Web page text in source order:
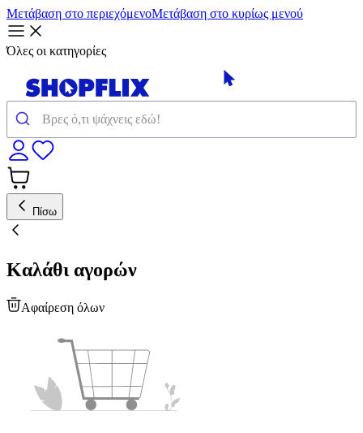
Μετάβαση στο περιεχόμενοΜετάβαση στο κυρίως μενού
Όλες οι κατηγορίες
Πίσω
Καλάθι αγορών
Αφαίρεση όλων